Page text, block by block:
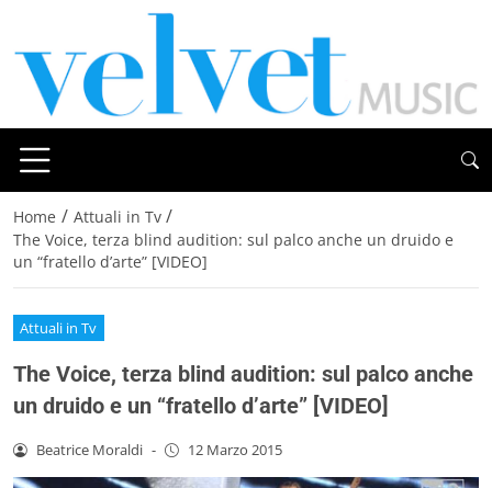
Home / Attuali in Tv /
The Voice, terza blind audition: sul palco anche un druido e
un “fratello d’arte” [VIDEO]
Attuali in Tv
The Voice, terza blind audition: sul palco anche
un druido e un “fratello d’arte” [VIDEO]
Beatrice Moraldi - 12 Marzo 2015